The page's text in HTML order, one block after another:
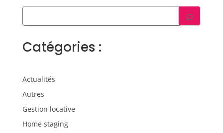
Catégories :
Actualités
Autres
Gestion locative
Home staging